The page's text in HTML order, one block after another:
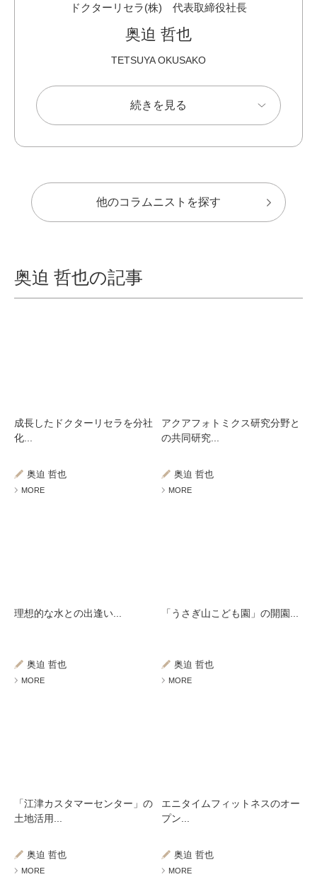
ドクターリセラ(株) 代表取締役社長
奥迫 哲也
TETSUYA OKUSAKO
続きを見る
他のコラムニストを探す
奥迫 哲也の記事
成長したドクターリセラを分社
化...
奥迫 哲也
MORE
アクアフォトミクス研究分野と
の共同研究...
奥迫 哲也
MORE
理想的な水との出逢い...
奥迫 哲也
MORE
「うさぎ山こども園」の開園...
奥迫 哲也
MORE
「江津カスタマーセンター」の
土地活用...
奥迫 哲也
MORE
エニタイムフィットネスのオー
プン...
奥迫 哲也
MORE